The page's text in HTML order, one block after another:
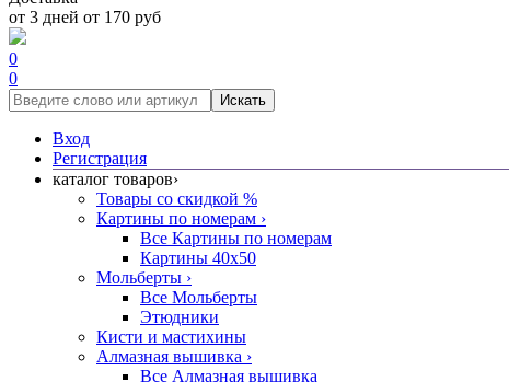
от 3 дней от 170 руб
0
0
Искать
Вход
Регистрация
каталог товаров›
Товары со скидкой %
Картины по номерам ›
Все Картины по номерам
Картины 40x50
Мольберты ›
Все Мольберты
Этюдники
Кисти и мастихины
Алмазная вышивка ›
Все Алмазная вышивка